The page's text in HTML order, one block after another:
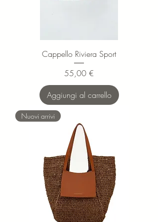
Cappello Riviera Sport
Prezzo
55,00 €
Aggiungi al carrello
Nuovi arrivi